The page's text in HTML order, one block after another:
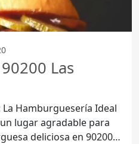
Las
Hamburguesería Ideal
deliciosa en 90200